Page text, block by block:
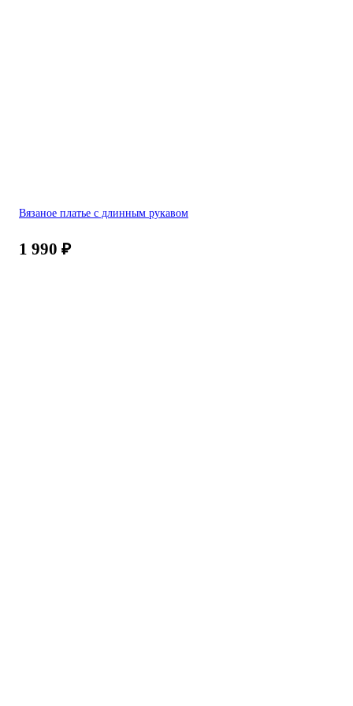
Вязаное платье с длинным рукавом
1 990 ₽